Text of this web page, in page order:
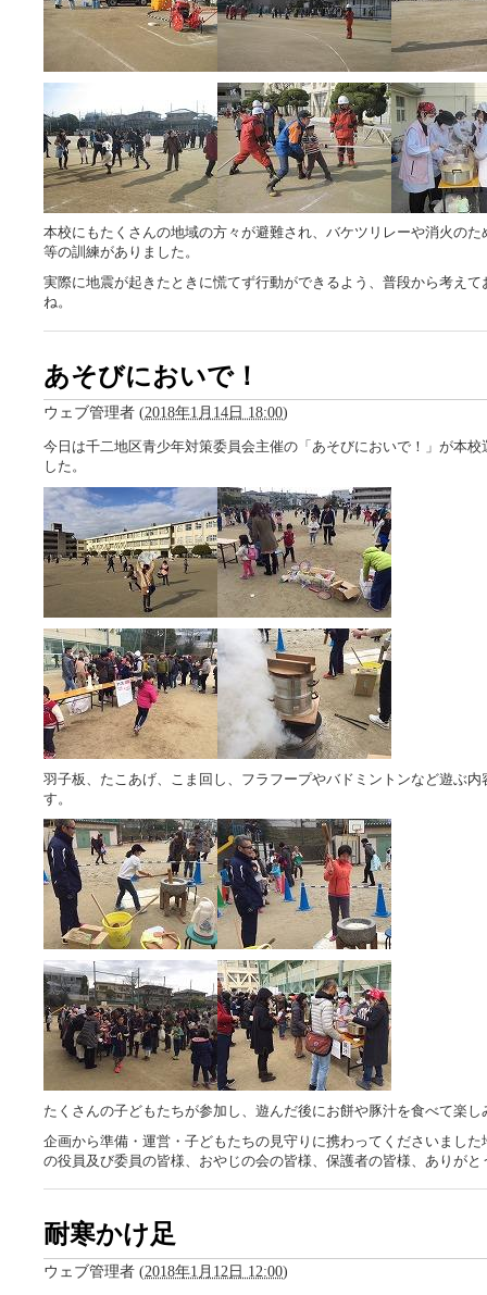
本校にもたくさんの地域の方々が避難され、バケツリレーや消火のた
等の訓練がありました。
実際に地震が起きたときに慌てず行動ができるよう、普段から考えて
ね。
あそびにおいで！
ウェブ管理者 (2018年1月14日 18:00)
今日は千二地区青少年対策委員会主催の「あそびにおいで！」が本校
した。
羽子板、たこあげ、こま回し、フラフープやバドミントンなど遊ぶ内
す。
たくさんの子どもたちが参加し、遊んだ後にお餅や豚汁を食べて楽し
企画から準備・運営・子どもたちの見守りに携わってくださいました
の役員及び委員の皆様、おやじの会の皆様、保護者の皆様、ありがと
耐寒かけ足
ウェブ管理者 (2018年1月12日 12:00)